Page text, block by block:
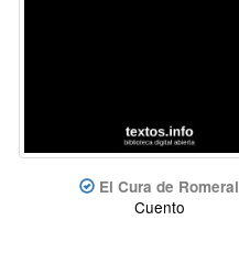
El Cura de Romeral
Cuento